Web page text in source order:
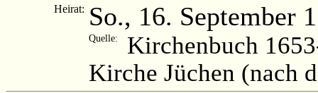
Heirat: So., 16. September
Quelle:
Kirchenbuch
Kirche Jüchen (nach